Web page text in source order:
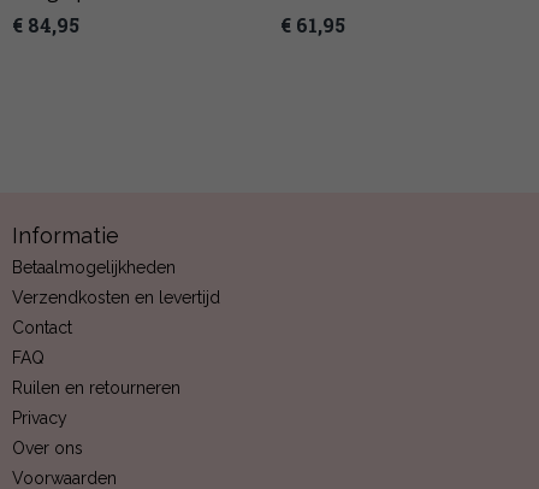
€ 84,95 € 61,95
Informatie
Betaalmogelijkheden
Verzendkosten en levertijd
Contact
FAQ
Ruilen en retourneren
Privacy
Over ons
Voorwaarden